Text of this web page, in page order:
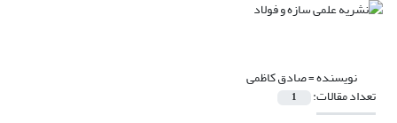
نویسنده =صادق کاظمی
تعداد مقالات: 1